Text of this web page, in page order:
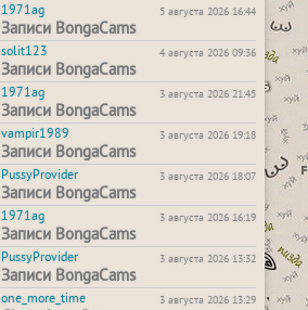
1971ag 5 августа 2026 16:44
Записи BongaCams
solit123 4 августа 2026 09:36
Записи BongaCams
1971ag 3 августа 2026 21:45
Записи BongaCams
vampir1989 3 августа 2026 19:18
Записи BongaCams
PussyProvider 3 августа 2026 18:07
Записи BongaCams
1971ag 3 августа 2026 16:19
Записи BongaCams
PussyProvider 3 августа 2026 13:32
Записи BongaCams
one_more_time 3 августа 2026 13:29